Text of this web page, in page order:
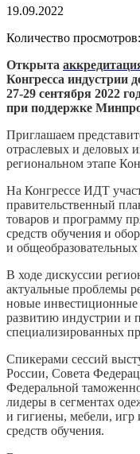
19.09.2022
Количество
Открыта
Конгресса индустрии
27-29 сентября 2022
при поддержке
Приглашаем
отраслевых и деловых
региональном этапе
На Конгрессе ИДТ
правительственный
товаров и программу
средств обучения и
и
В ходе дискуссии
актуальные проблемы
новые
развитию индустрии и
специализированных
Спикерами сессий
России, Совета
Федеральной
лидеры в сегментах
и гигиены, мебели, игр
средств обучения.